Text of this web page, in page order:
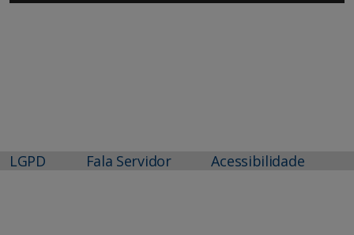
LGPD Fala Servidor Acessibilidade